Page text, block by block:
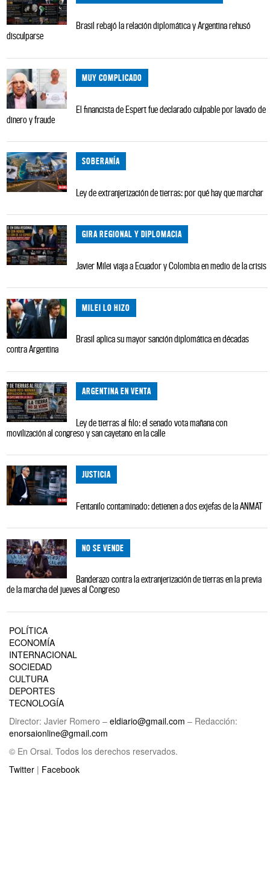
Brasil rebajó la relación diplomática y Argentina rehusó
disculparse
MUY COMPLICADO
El financista de Espert fue declarado culpable por lavado de
dinero y fraude
SOBERANÍA
Ley de extranjerización de tierras: por qué hay que marchar
GIRA REGIONAL Y DIPLOMACIA
Javier Milei viaja a Ecuador y Colombia en medio de la crisis
MILEI LO HIZO
Brasil aplica su mayor sanción diplomática en décadas
contra Argentina
ARGENTINA EN VENTA
Ley de tierras al filo: el senado vota mañana con
movilización al congreso y san cayetano en la calle
JUSTICIA
Fentanilo contaminado: detienen a dos exjefas de la ANMAT
NO SE VENDE
Banderazo contra la extranjerización de tierras en la previa
de la marcha del jueves al Congreso
POLÍTICA
ECONOMÍA
INTERNACIONAL
SOCIEDAD
CULTURA
DEPORTES
TECNOLOGÍA
Director: Javier Romero – eldiario@gmail.com – Redacción:
enorsaionline@gmail.com
© En Orsai. Todos los derechos reservados.
Twitter | Facebook